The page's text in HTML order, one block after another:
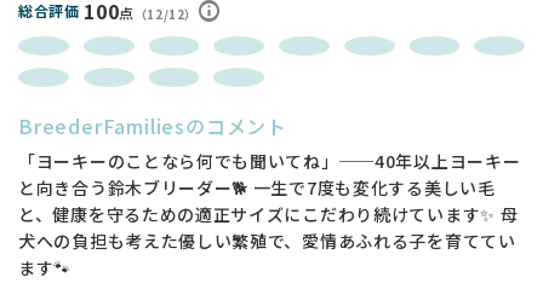
総合評価 100点 （12/12）
BreederFamiliesのコメント
「ヨーキーのことなら何でも聞いてね」──40年以上ヨーキー
と向き合う鈴木ブリーダー🐕 一生で7度も変化する美しい毛
と、健康を守るための適正サイズにこだわり続けています✨ 母
犬への負担も考えた優しい繁殖で、愛情あふれる子を育ててい
ます🐾